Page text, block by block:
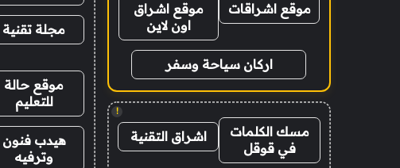
موقع اشراقات
موقع اشراق
اون لاين
اركان سياحة وسفر
!
مسك الكلمات
في قوقل
اشراق التقنية
مجلة تقنية
موقع حالة
للتعليم
هيدب فنون
وترفيه